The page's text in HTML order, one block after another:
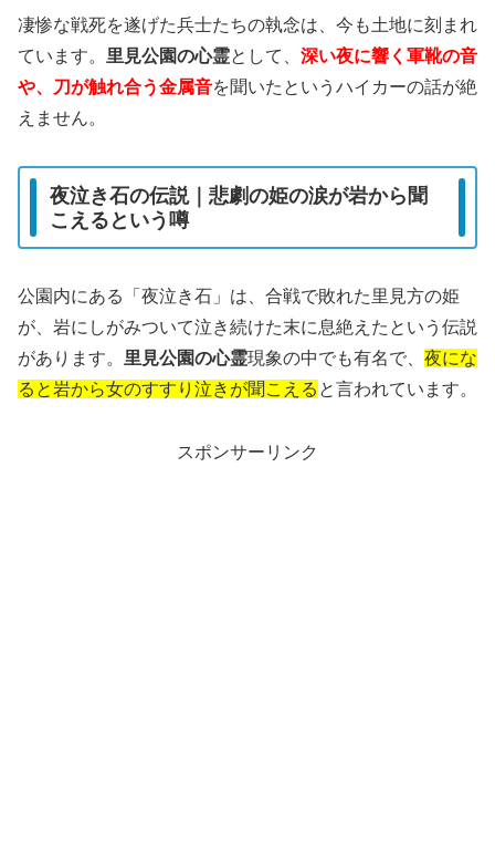
凄惨な戦死を遂げた兵士たちの執念は、今も土地に刻まれ
ています。 里見公園の心霊として、 深い夜に響く軍靴の音
や、刀が触れ合う金属音を聞いたというハイカーの話が絶
えません。
夜泣き石の伝説｜悲劇の姫の涙が岩から聞
こえるという噂
公園内にある「夜泣き石」は、合戦で敗れた里見方の姫
が、岩にしがみついて泣き続けた末に息絶えたという伝説
があります。 里見公園の心霊現象の中でも有名で、 夜にな
ると岩から女のすすり泣きが聞こえる と言われています。
スポンサーリンク